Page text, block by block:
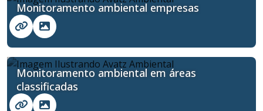
Monitoramento ambiental empresas
Monitoramento ambiental em áreas
classificadas